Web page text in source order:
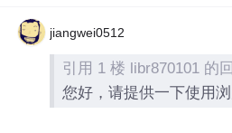
jiangwei0512
引用 1 楼 libr870101 的
您好，请提供一下使用